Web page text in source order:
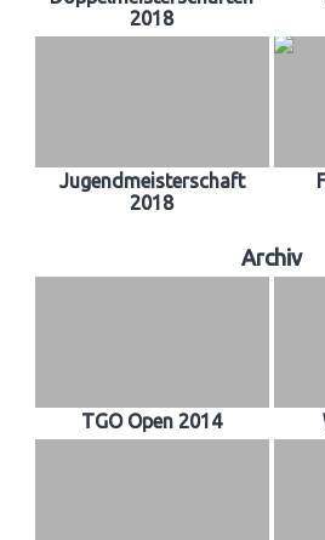
2018
Jugendmeisterschaft
2018
Archiv
TGO Open 2014